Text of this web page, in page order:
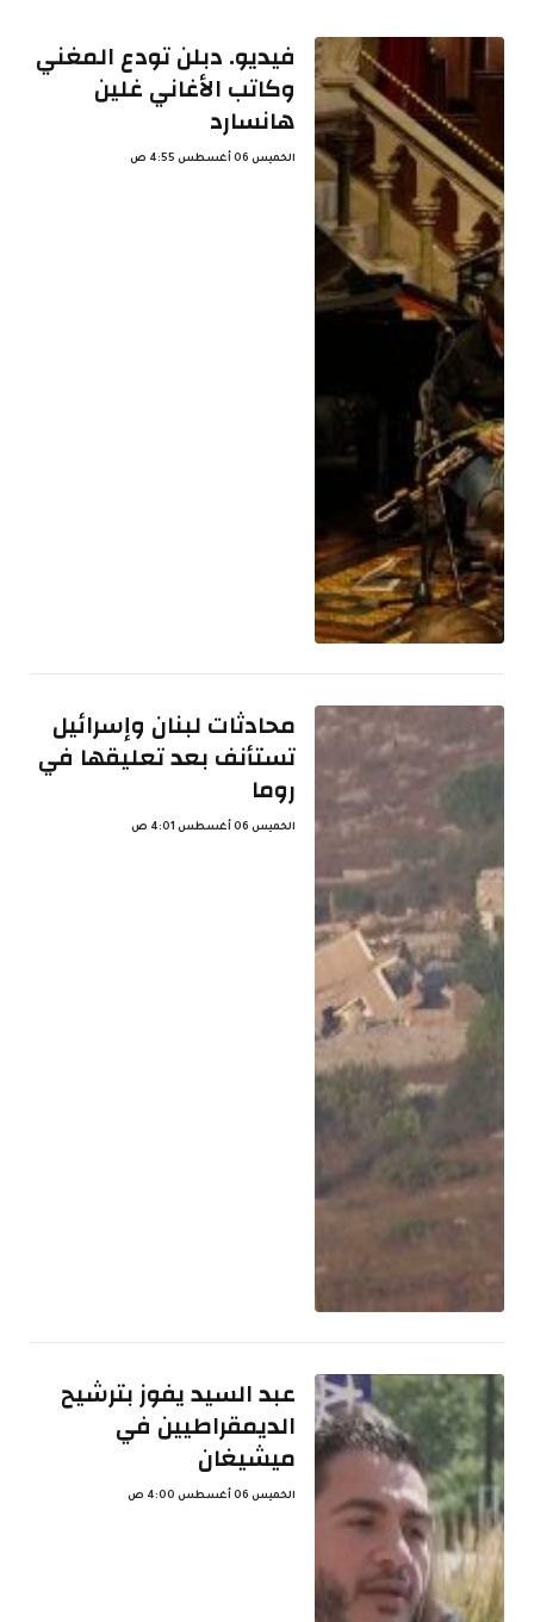
فيديو. دبلن تودع المغني
وكاتب الأغاني غلين
هانسارد
الخميس 06 أغسطس 4:55 ص
محادثات لبنان وإسرائيل
تستأنف بعد تعليقها في
روما
الخميس 06 أغسطس 4:01 ص
عبد السيد يفوز بترشيح
الديمقراطيين في
ميشيغان
الخميس 06 أغسطس 4:00 ص